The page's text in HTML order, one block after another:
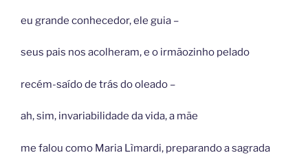
eu grande conhecedor, ele guia –
seus pais nos acolheram, e o irmãozinho pelado
recém-saído de trás do oleado –
ah, sim, invariabilidade da vida, a mãe
me falou como Maria Lìmardi, preparando a sagrada